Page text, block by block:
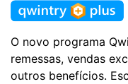
O novo programa
remessas, vendas
outros benefícios.